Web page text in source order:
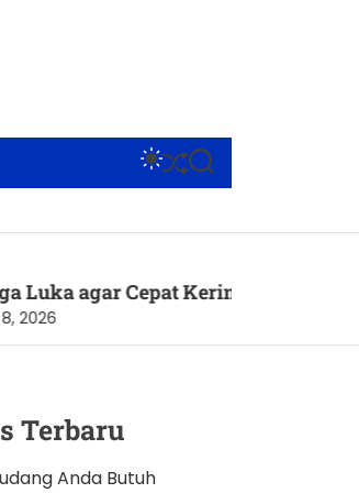
S
W
I
C
O
S
H
U
F
S
E
A
C
Cepat Kering dan Tetap
Terbaru
Anda Butuh